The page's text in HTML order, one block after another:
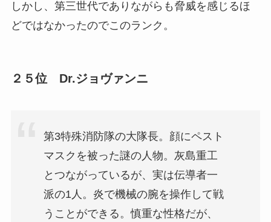
しかし、第三世代でありながらも脅威を感じるほ
どではなかったのでこのランク。
２５位 Dr.ジョヴァンニ
第3特殊消防隊の大隊長。顔にペスト
マスクを被った謎の人物。灰島重工
とつながっているが、実は伝導者一
派の1人。炎で機械の腕を操作して戦
うことができる。慎重な性格だが、